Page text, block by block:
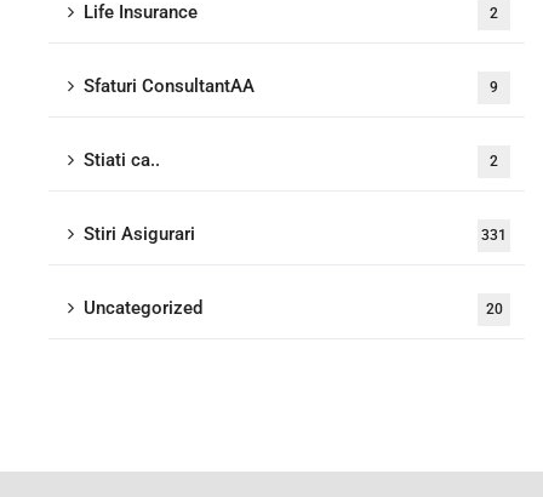
Life Insurance 2
Sfaturi ConsultantAA 9
Stiati ca.. 2
Stiri Asigurari 331
Uncategorized 20